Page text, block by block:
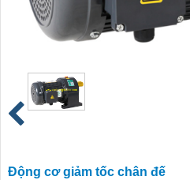
Động cơ giảm tốc chân đế